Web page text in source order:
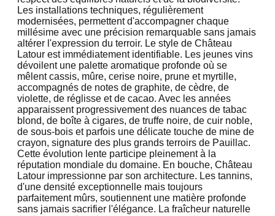
Les installations techniques, régulièrement
modernisées, permettent d'accompagner chaque
millésime avec une précision remarquable sans jamais
altérer l'expression du terroir. Le style de Château
Latour est immédiatement identifiable. Les jeunes vins
dévoilent une palette aromatique profonde où se
mêlent cassis, mûre, cerise noire, prune et myrtille,
accompagnés de notes de graphite, de cèdre, de
violette, de réglisse et de cacao. Avec les années
apparaissent progressivement des nuances de tabac
blond, de boîte à cigares, de truffe noire, de cuir noble,
de sous-bois et parfois une délicate touche de mine de
crayon, signature des plus grands terroirs de Pauillac.
Cette évolution lente participe pleinement à la
réputation mondiale du domaine. En bouche, Château
Latour impressionne par son architecture. Les tannins,
d'une densité exceptionnelle mais toujours
parfaitement mûrs, soutiennent une matière profonde
sans jamais sacrifier l'élégance. La fraîcheur naturelle